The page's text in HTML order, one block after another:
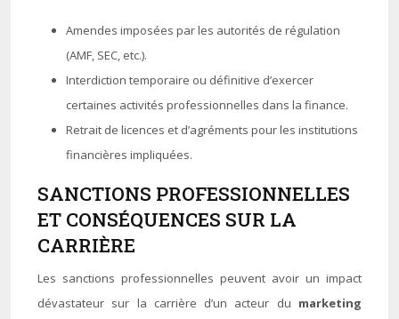
Amendes imposées par les autorités de régulation
(AMF, SEC, etc.).
Interdiction temporaire ou définitive d’exercer
certaines activités professionnelles dans la finance.
Retrait de licences et d’agréments pour les institutions
financières impliquées.
SANCTIONS PROFESSIONNELLES
ET CONSÉQUENCES SUR LA
CARRIÈRE
Les sanctions professionnelles peuvent avoir un impact
dévastateur sur la carrière d’un acteur du marketing